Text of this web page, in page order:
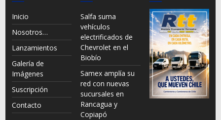
Inicio
Nosotros…
Lanzamientos
Galería de
Imágenes
Suscripción
Contacto
Salfa suma
vehículos
electrificados de
Chevrolet en el
Biobío
Samex amplía su
red con nuevas
sucursales en
Rancagua y
Copiapó